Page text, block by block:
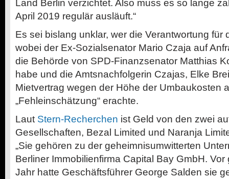
Land Berlin verzichtet. Also muss es so lange
April 2019 regulär ausläuft.“
Es sei bislang unklar, wer die Verantwortung für
wobei der Ex-Sozialsenator Mario Czaja auf
die Behörde von SPD-Finanzsenator Matthias
habe und die Amtsnachfolgerin Czajas, Elke
Mietvertrag wegen der Höhe der Umbaukosten
„Fehleinschätzung“ erachte.
Laut Stern-Recherchen ist Geld von den zwei
Gesellschaften, Bezal Limited und Naranja
„Sie gehören zu der geheimnisumwitterten
Berliner Immobilienfirma Capital Bay GmbH.
Jahr hatte Geschäftsführer George Salden sie